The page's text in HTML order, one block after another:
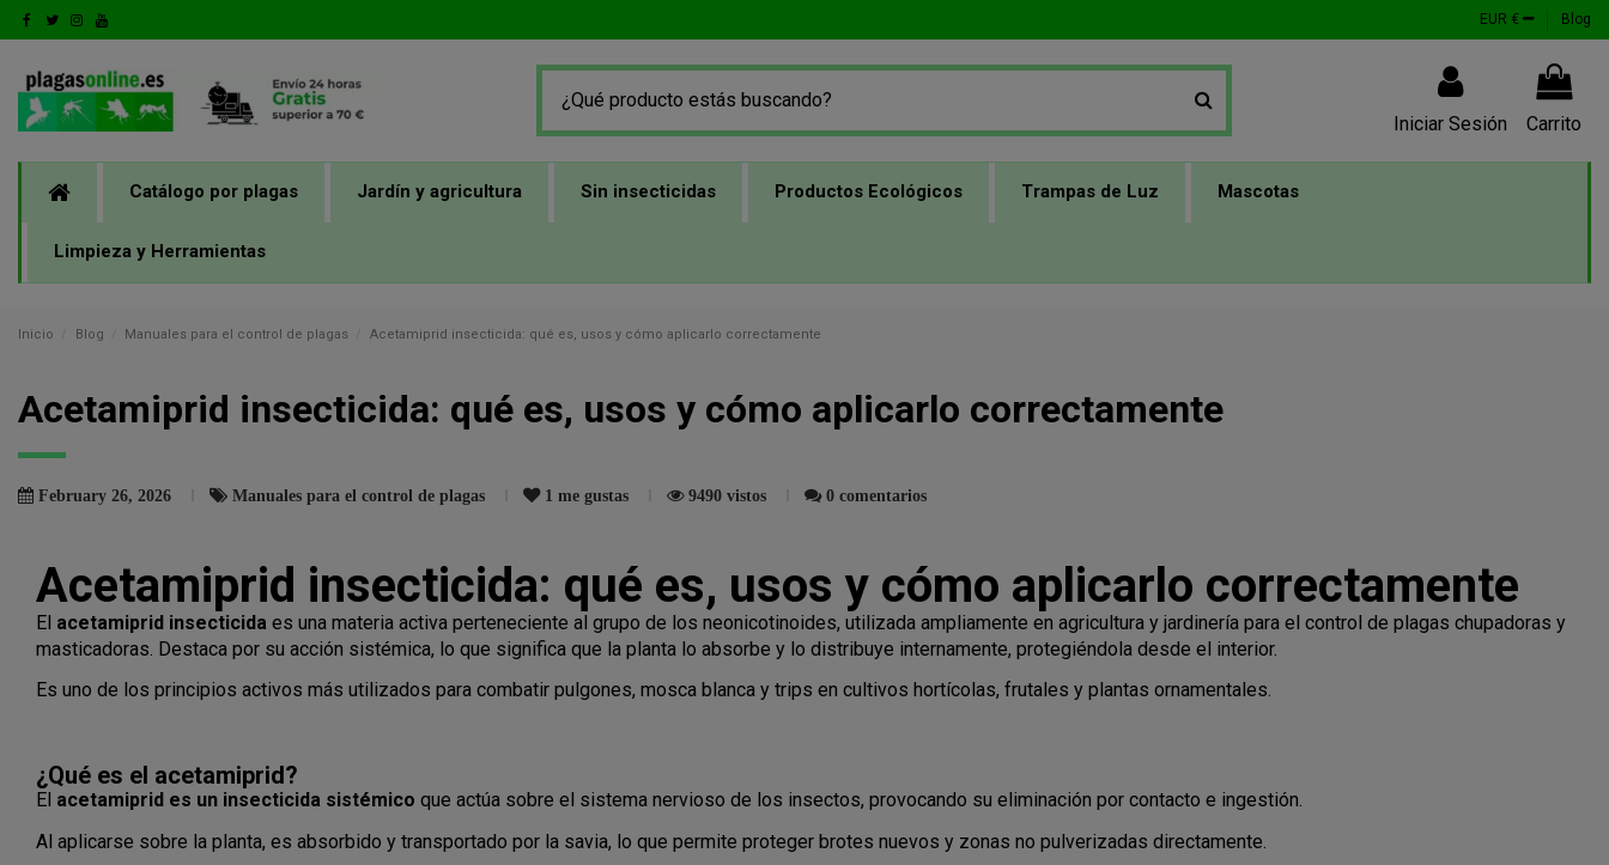
EUR € Blog
Iniciar Sesión Carrito
Catálogo por plagas Jardín y agricultura Sin insecticidas Productos Ecológicos Trampas de Luz Mascotas
Limpieza y Herramientas
Inicio Blog Manuales para el control de plagas Acetamiprid insecticida: qué es, usos y cómo aplicarlo correctamente
Acetamiprid insecticida: qué es, usos y cómo aplicarlo correctamente
February 26, 2026 Manuales para el control de plagas 1 me gustas 9490 vistos 0 comentarios
Acetamiprid insecticida: qué es, usos y cómo aplicarlo correctamente
El acetamiprid insecticida es una materia activa perteneciente al grupo de los neonicotinoides, utilizada ampliamente en agricultura y jardinería para el control de plagas chupadoras y
masticadoras. Destaca por su acción sistémica, lo que significa que la planta lo absorbe y lo distribuye internamente, protegiéndola desde el interior.
Es uno de los principios activos más utilizados para combatir pulgones, mosca blanca y trips en cultivos hortícolas, frutales y plantas ornamentales.
¿Qué es el acetamiprid?
El acetamiprid es un insecticida sistémico que actúa sobre el sistema nervioso de los insectos, provocando su eliminación por contacto e ingestión.
Al aplicarse sobre la planta, es absorbido y transportado por la savia, lo que permite proteger brotes nuevos y zonas no pulverizadas directamente.